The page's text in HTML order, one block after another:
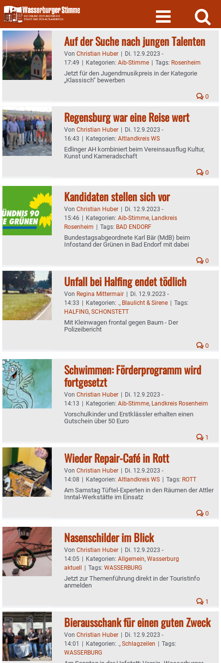
Skip
to
content
Auf der Suche nach jungen Talenten
Von Christian Huber | Di. 12.9.2023 -
17:49 | Kategorien: Aib-Stimme | Tags: Rosenheim
Jetzt für den Jugendmusikpreis in der Kategorie
„Klassisch“ bewerben
0
Regensburg war eine Reise wert
Von Christian Huber | Di. 12.9.2023 -
16:43 | Kategorien: Altlandkreis WS
Edlinger AH kombiniert beim Vereinsausflug Kultur,
Kunst und Kameradschaft
0
Kandidaten stellen sich vor
Von Christian Huber | Di. 12.9.2023 -
15:46 | Kategorien: Aib-Stimme, Landkreis
Rosenheim | Tags: BAD ENDORF
Bundestagsabgeordnete Karl Bär (MdB) beim
Infostand der Grünen in Bad Endorf mit dabei
0
Unfall bei Halfing endet tödlich
Von Regina Mittermair | Di. 12.9.2023 -
14:33 | Kategorien: ., Blaulicht & Sirene | Tags:
HALFING, SCHONSTETT
Mit Kleinwagen frontal gegen Baum - Der
Polizeibericht
0
Schwimmen: Förderprogramm wird
fortgesetzt
Von Christian Huber | Di. 12.9.2023 -
14:13 | Kategorien: Aib-Stimme, Landkreis Rosenheim
Vorschulkinder und Erstklässler erhalten einen
Gutschein über 50 Euro
1
Wieder Repair-Café in Rott
Von Christian Huber | Di. 12.9.2023 -
14:08 | Kategorien: Altlandkreis WS | Tags: ROTT
Am Samstag Tüftel-Experten in den Räumen der Attler
Inntal-Werkstätte im Einsatz
0
Nasenschilder im Blick
Von Christian Huber | Di. 12.9.2023 -
14:05 | Kategorien: Allgemein, Wasserburg
aktuell | Tags: WASSERBURG
Jetzt zur Themenführung direkt in der Touristinfo
anmelden
1
Bierausschank für einen guten Zweck
Von Christian Huber | Di. 12.9.2023 -
14:01 | Kategorien: ., Schlagzeilen | Tags:
WASSERBURG